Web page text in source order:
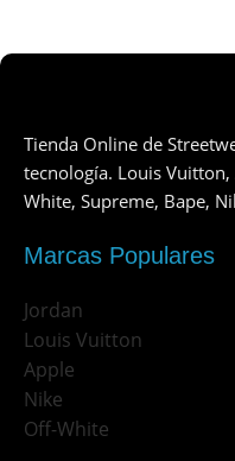
Tienda Online de
tecnología. Louis
White, Supreme, Bape,
Marcas Populares
Jordan
Louis Vuitton
Apple
Nike
Off-White